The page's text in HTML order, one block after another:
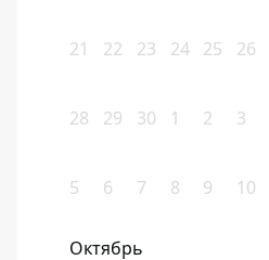
21 22 23 24 25 26
28 29 30 1 2 3
5 6 7 8 9 10
Октябрь